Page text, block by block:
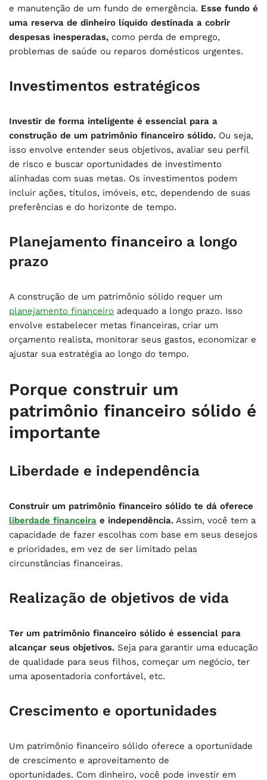
e manutenção de um fundo de emergência. Esse fundo é
uma reserva de dinheiro líquido destinada a cobrir
despesas inesperadas, como perda de emprego,
problemas de saúde ou reparos domésticos urgentes.
Investimentos estratégicos
Investir de forma inteligente é essencial para a
construção de um patrimônio financeiro sólido. Ou seja,
isso envolve entender seus objetivos, avaliar seu perfil
de risco e buscar oportunidades de investimento
alinhadas com suas metas. Os investimentos podem
incluir ações, títulos, imóveis, etc, dependendo de suas
preferências e do horizonte de tempo.
Planejamento financeiro a longo
prazo
A construção de um patrimônio sólido requer um
planejamento financeiro adequado a longo prazo. Isso
envolve estabelecer metas financeiras, criar um
orçamento realista, monitorar seus gastos, economizar e
ajustar sua estratégia ao longo do tempo.
Porque construir um
patrimônio financeiro sólido é
importante
Liberdade e independência
Construir um patrimônio financeiro sólido te dá oferece
liberdade financeira e independência. Assim, você tem a
capacidade de fazer escolhas com base em seus desejos
e prioridades, em vez de ser limitado pelas
circunstâncias financeiras.
Realização de objetivos de vida
Ter um patrimônio financeiro sólido é essencial para
alcançar seus objetivos. Seja para garantir uma educação
de qualidade para seus filhos, começar um negócio, ter
uma aposentadoria confortável, etc.
Crescimento e oportunidades
Um patrimônio financeiro sólido oferece a oportunidade
de crescimento e aproveitamento de
oportunidades. Com dinheiro, você pode investir em